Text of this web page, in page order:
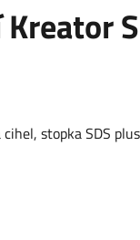
stopka SDS